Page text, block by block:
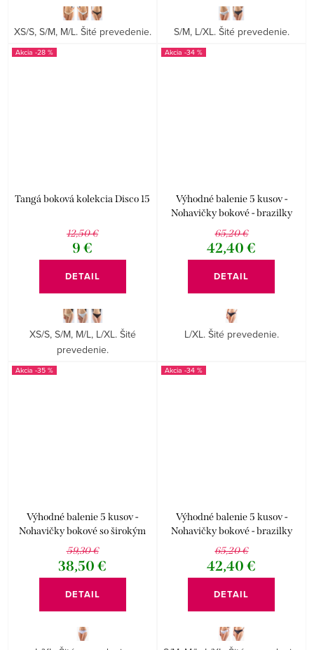
XS/S, S/M, M/L. Šité prevedenie. S/M, L/XL. Šité prevedenie.
-28 %
Tangá boková kolekcia Disco 15
12,50 €
9 €
DETAIL
XS/S, S/M, M/L, L/XL. Šité
prevedenie.
-34 %
Výhodné balenie 5 kusov -
Nohavičky bokové - brazilky
Disco 17 16174P
65,20 €
42,40 €
DETAIL
L/XL. Šité prevedenie.
-35 %
Výhodné balenie 5 kusov -
Nohavičky bokové so širokým
bokom Disco 17 16172P
59,30 €
38,50 €
DETAIL
-34 %
Výhodné balenie 5 kusov -
Nohavičky bokové - brazilky
Disco 17 16173P
65,20 €
42,40 €
DETAIL